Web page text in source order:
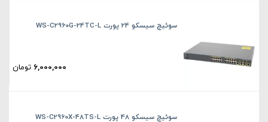
سوئیچ سیسکو 24 پورت WS-C2960G-24TC-L
6,000,000 تومان
سوئیچ سیسکو 48 پورت WS-C2960X-48TS-L